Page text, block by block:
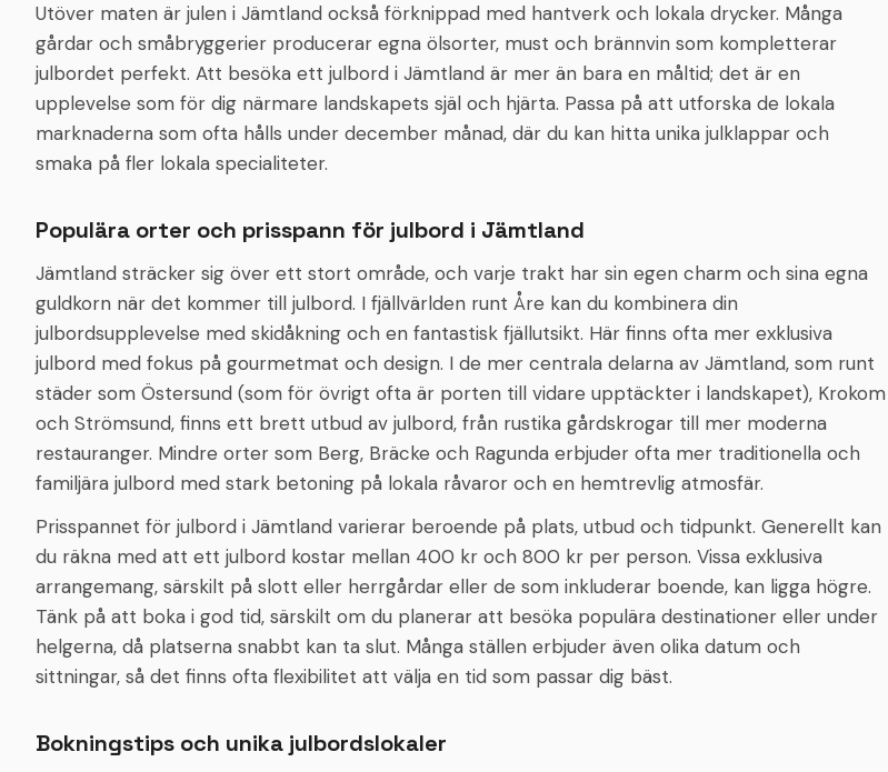
Utöver maten är julen i Jämtland också förknippad med hantverk och lokala drycker. Många
gårdar och småbryggerier producerar egna ölsorter, must och brännvin som kompletterar
julbordet perfekt. Att besöka ett julbord i Jämtland är mer än bara en måltid; det är en
upplevelse som för dig närmare landskapets själ och hjärta. Passa på att utforska de lokala
marknaderna som ofta hålls under december månad, där du kan hitta unika julklappar och
smaka på fler lokala specialiteter.
Populära orter och prisspann för julbord i Jämtland
Jämtland sträcker sig över ett stort område, och varje trakt har sin egen charm och sina egna
guldkorn när det kommer till julbord. I fjällvärlden runt Åre kan du kombinera din
julbordsupplevelse med skidåkning och en fantastisk fjällutsikt. Här finns ofta mer exklusiva
julbord med fokus på gourmetmat och design. I de mer centrala delarna av Jämtland, som runt
städer som Östersund (som för övrigt ofta är porten till vidare upptäckter i landskapet), Krokom
och Strömsund, finns ett brett utbud av julbord, från rustika gårdskrogar till mer moderna
restauranger. Mindre orter som Berg, Bräcke och Ragunda erbjuder ofta mer traditionella och
familjära julbord med stark betoning på lokala råvaror och en hemtrevlig atmosfär.
Prisspannet för julbord i Jämtland varierar beroende på plats, utbud och tidpunkt. Generellt kan
du räkna med att ett julbord kostar mellan 400 kr och 800 kr per person. Vissa exklusiva
arrangemang, särskilt på slott eller herrgårdar eller de som inkluderar boende, kan ligga högre.
Tänk på att boka i god tid, särskilt om du planerar att besöka populära destinationer eller under
helgerna, då platserna snabbt kan ta slut. Många ställen erbjuder även olika datum och
sittningar, så det finns ofta flexibilitet att välja en tid som passar dig bäst.
Bokningstips och unika julbordslokaler